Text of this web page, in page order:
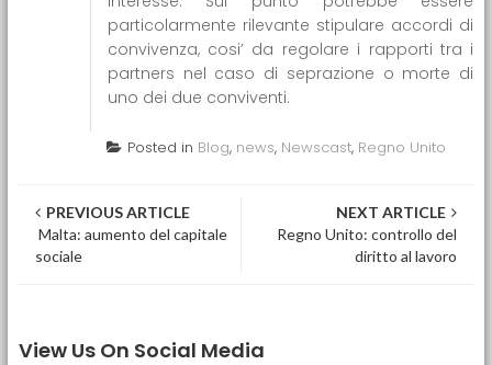
particolarmente rilevante stipulare accordi di
convivenza, cosi’ da regolare i rapporti tra i
partners nel caso di seprazione o morte di
uno dei due conviventi.
Posted in Blog, news, Newscast, Regno Unito
Post navigation
PREVIOUS ARTICLE
Malta: aumento del capitale
sociale
NEXT ARTICLE
Regno Unito: controllo del
diritto al lavoro
View Us On Social Media